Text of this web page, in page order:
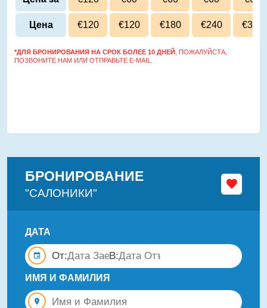
БРОНИРОВАНИЕ
"САЛОНИКИ"
ДАТА
От: В:
ИМЯ И ФАМИЛИЯ
сутки
Цена €120 €120 €180 €240 €300
*ДЛЯ БРОНИРОВАНИЯ НА СРОК БОЛЕЕ 10 ДНЕЙ , ПОЖАЛУЙСТА,
ПОЗВОНИТЕ НАМ ИЛИ ОТПРАВЬТЕ E-MAIL.